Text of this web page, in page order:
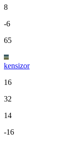
8
-6
65
kensizor
16
32
14
-16